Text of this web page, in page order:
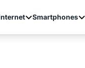
Smartphones